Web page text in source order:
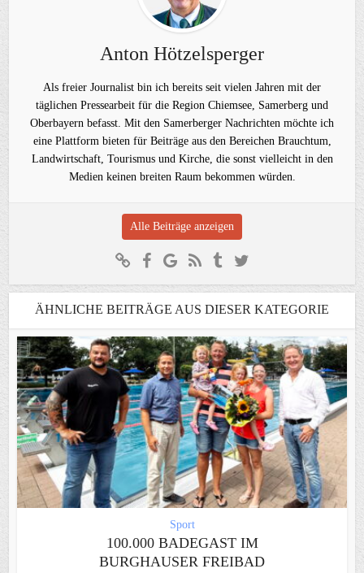
Anton Hötzelsperger
Als freier Journalist bin ich bereits seit vielen Jahren mit der
täglichen Pressearbeit für die Region Chiemsee, Samerberg und
Oberbayern befasst. Mit den Samerberger Nachrichten möchte ich
eine Plattform bieten für Beiträge aus den Bereichen Brauchtum,
Landwirtschaft, Tourismus und Kirche, die sonst vielleicht in den
Medien keinen breiten Raum bekommen würden.
Alle Beiträge anzeigen
ÄHNLICHE BEITRÄGE AUS DIESER KATEGORIE
Sport
100.000 BADEGAST IM
BURGHAUSER FREIBAD